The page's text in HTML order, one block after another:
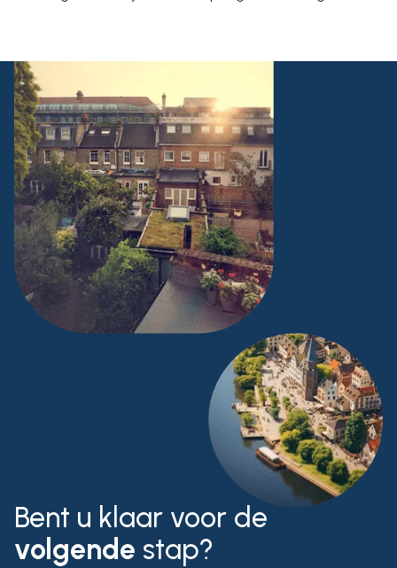
Bent u klaar voor de
volgende stap?